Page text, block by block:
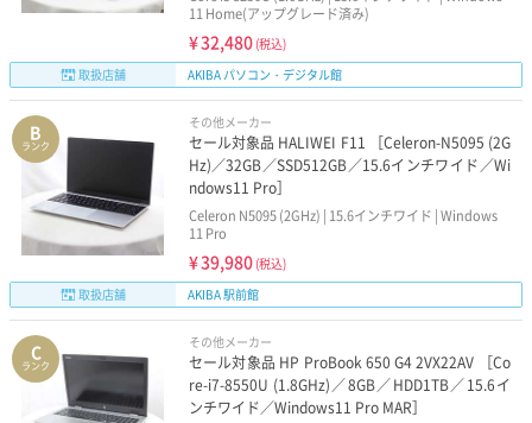
11 Home(アップグレード済み)
¥32,480 (税込)
取扱店舗
AKIBA パソコン・デジタル館
B
ランク
その他メーカー
セール対象品 HALIWEI F11 ［Celeron-N5095 (2G
Hz)／32GB／SSD512GB／15.6インチワイド／Wi
ndows11 Pro］
Celeron N5095 (2GHz) | 15.6インチワイド | Windows
11 Pro
¥39,980 (税込)
取扱店舗
AKIBA 駅前館
C
ランク
その他メーカー
セール対象品 HP ProBook 650 G4 2VX22AV ［Co
re-i7-8550U (1.8GHz)／8GB／HDD1TB／15.6イ
ンチワイド／Windows11 Pro MAR］